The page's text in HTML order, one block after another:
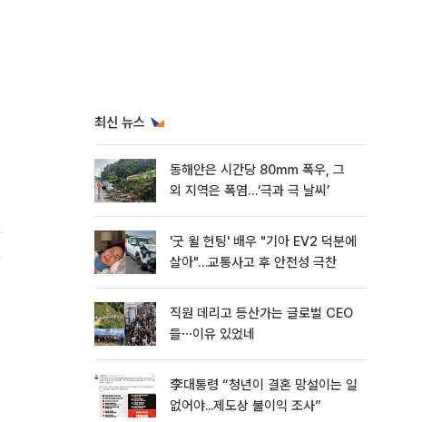
최신 뉴스
동해안은 시간당 80㎜ 폭우, 그
외 지역은 폭염…‘극과 극 날씨’
'굿 윌 헌팅' 배우 "기아 EV2 덕분에
살아"…교통사고 후 안전성 극찬
직원 데리고 등산가는 글로벌 CEO
들⋯이유 있었네
李대통령 “청년이 결혼 망설이는 일
없어야...제도상 불이익 조사”